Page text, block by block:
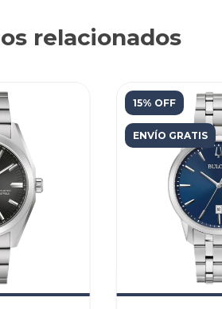
relacionados
15% OFF
ENVÍO GRATIS